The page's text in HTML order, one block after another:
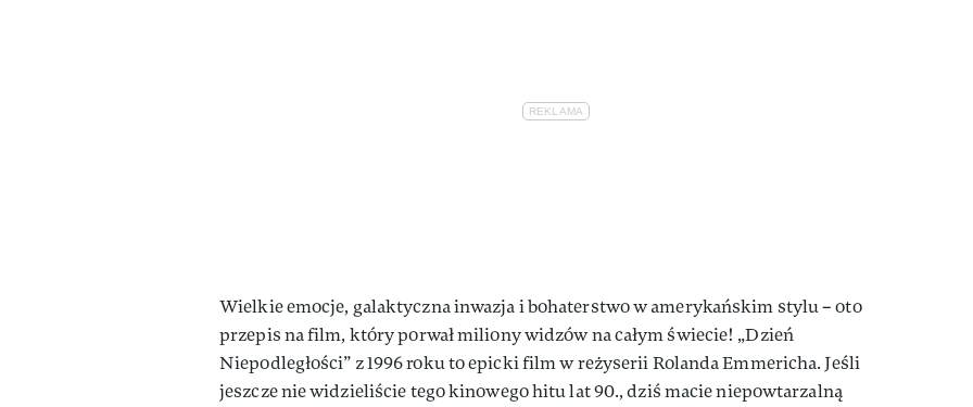
Wielkie emocje, galaktyczna inwazja i bohaterstwo w amerykańskim stylu – oto
przepis na film, który porwał miliony widzów na całym świecie! „Dzień
Niepodległości” z 1996 roku to epicki film w reżyserii Rolanda Emmericha. Jeśli
jeszcze nie widzieliście tego kinowego hitu lat 90., dziś macie niepowtarzalną